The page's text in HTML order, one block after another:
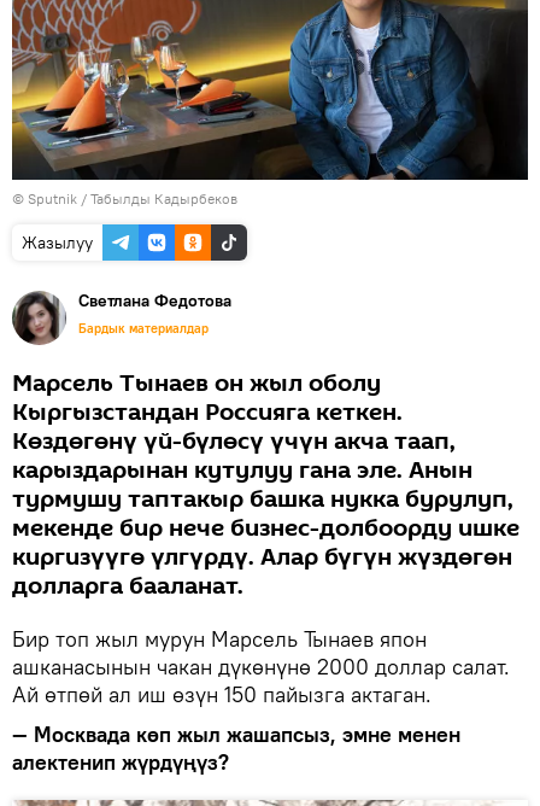
© Sputnik / Табылды Кадырбеков
Жазылуу
Светлана Федотова
Бардык материалдар
Марсель Тынаев он жыл оболу
Кыргызстандан Россияга кеткен.
Көздөгөнү үй-бүлөсү үчүн акча таап,
карыздарынан кутулуу гана эле. Анын
турмушу таптакыр башка нукка бурулуп,
мекенде бир нече бизнес-долбоорду ишке
киргизүүгө үлгүрдү. Алар бүгүн жүздөгөн
долларга бааланат.
Бир топ жыл мурун Марсель Тынаев япон
ашканасынын чакан дүкөнүнө 2000 доллар салат.
Ай өтпөй ал иш өзүн 150 пайызга актаган.
— Москвада көп жыл жашапсыз, эмне менен
алектенип жүрдүңүз?